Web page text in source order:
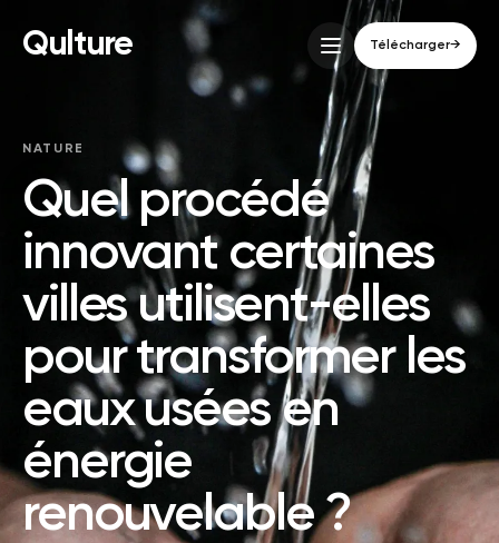
Qulture Télécharger→
NATURE
Quel procédé
innovant certaines
villes utilisent-elles
pour transformer les
eaux usées en
énergie
renouvelable ?